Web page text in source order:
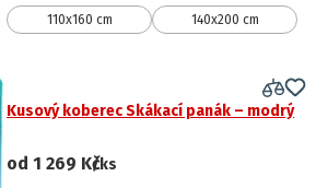
110x160 cm 140x200 cm
Kusový koberec Skákací panák – modrý
od 1 269 Kč/ks